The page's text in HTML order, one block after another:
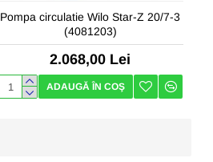
Pompa circulatie Wilo Star-Z 20/7-3
(4081203)
2.068,00 Lei
ADAUGĂ ÎN COŞ